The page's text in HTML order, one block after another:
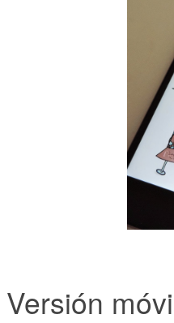
Versión